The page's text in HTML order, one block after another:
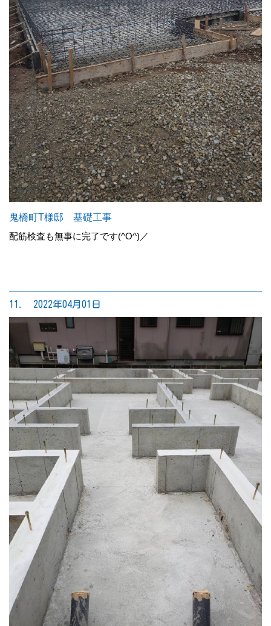
鬼橋町T様邸 基礎工事
配筋検査も無事に完了です(^O^)／
11. 2022年04月01日